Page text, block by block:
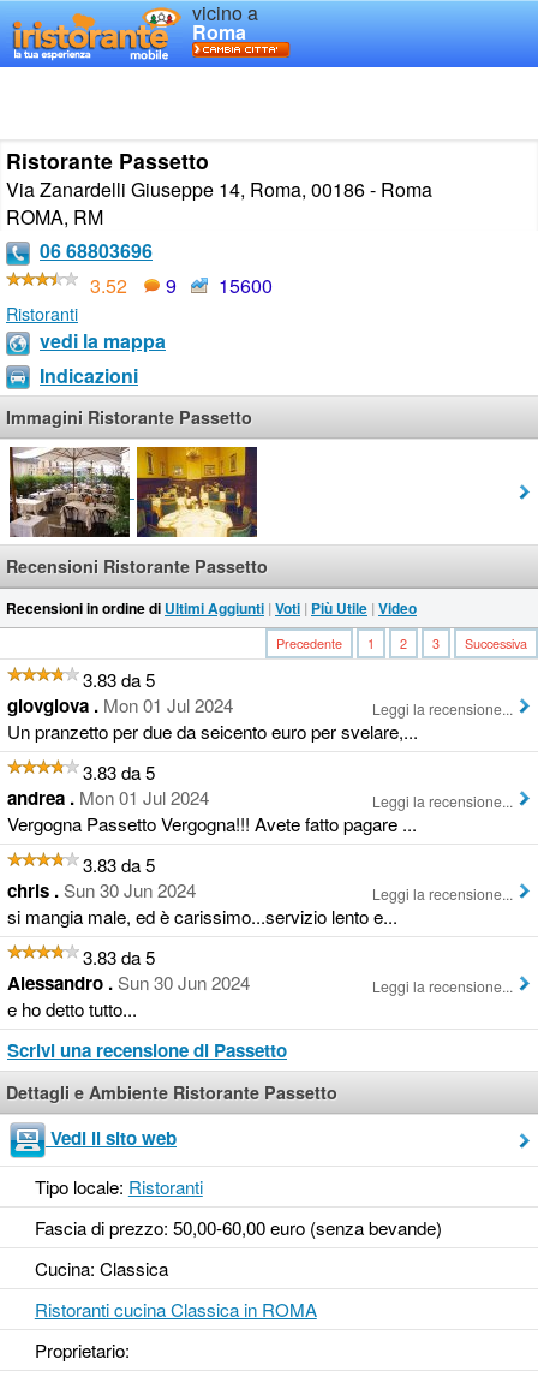
vicino a
Roma
Ristorante Passetto
Via Zanardelli Giuseppe 14, Roma, 00186 - Roma
ROMA, RM
06 68803696
3.52
9 15600
Ristoranti
vedi la mappa
Indicazioni
Immagini Ristorante Passetto
Recensioni Ristorante Passetto
Recensioni in ordine di Ultimi Aggiunti | Voti | Più Utile | Video
Precedente 1 2 3 Successiva
3.83 da 5
giovgiova . Mon 01 Jul 2024
Un pranzetto per due da seicento euro per svelare,...
Leggi la recensione...
3.83 da 5
andrea . Mon 01 Jul 2024
Vergogna Passetto Vergogna!!! Avete fatto pagare ...
Leggi la recensione...
3.83 da 5
chris .Sun 30 Jun 2024
si mangia male, ed è carissimo...servizio lento e...
Leggi la recensione...
3.83 da 5
Alessandro .Sun 30 Jun 2024
e ho detto tutto...
Leggi la recensione...
Scrivi una recensione di Passetto
Dettagli e Ambiente Ristorante Passetto
Vedi il sito web
Tipo locale: Ristoranti
Fascia di prezzo: 50,00-60,00 euro (senza bevande)
Cucina: Classica
Ristoranti cucina Classica in ROMA
Proprietario: